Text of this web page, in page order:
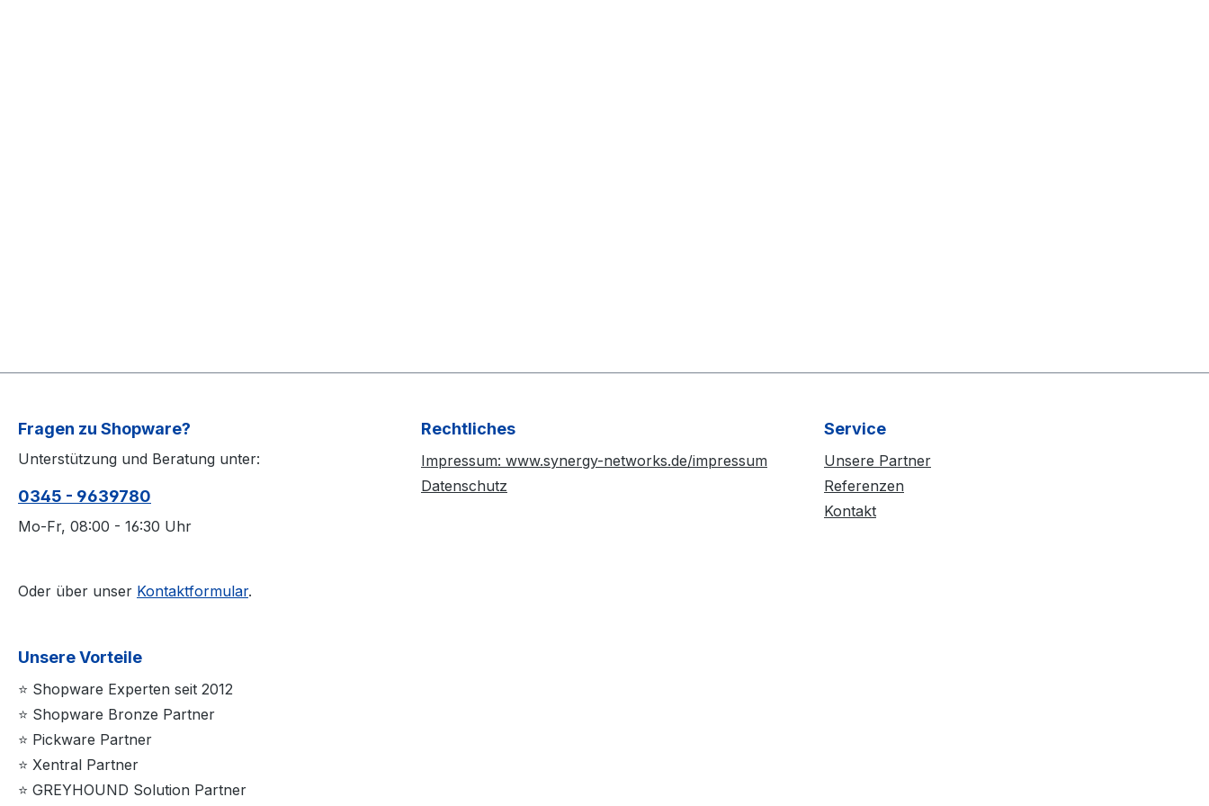
Fragen zu Shopware?
Unterstützung und Beratung unter:
0345 - 9639780
Mo-Fr, 08:00 - 16:30 Uhr
Oder über unser Kontaktformular.
Rechtliches
Impressum: www.synergy-networks.de/impressum
Datenschutz
Service
Unsere Partner
Referenzen
Kontakt
Unsere Vorteile
⭐ Shopware Experten seit 2012
⭐ Shopware Bronze Partner
⭐ Pickware Partner
⭐ Xentral Partner
⭐ GREYHOUND Solution Partner